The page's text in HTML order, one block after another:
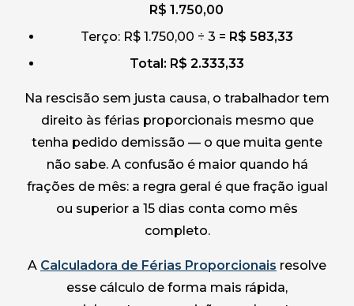
R$ 1.750,00
Terço: R$ 1.750,00 ÷ 3 = R$ 583,33
Total: R$ 2.333,33
Na rescisão sem justa causa, o trabalhador tem
direito às férias proporcionais mesmo que
tenha pedido demissão — o que muita gente
não sabe. A confusão é maior quando há
frações de mês: a regra geral é que fração igual
ou superior a 15 dias conta como mês
completo.
A Calculadora de Férias Proporcionais resolve
esse cálculo de forma mais rápida,